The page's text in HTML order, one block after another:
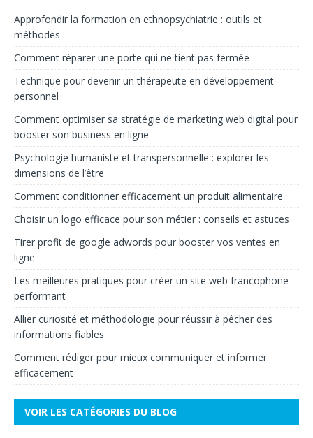
Approfondir la formation en ethnopsychiatrie : outils et
méthodes
Comment réparer une porte qui ne tient pas fermée
Technique pour devenir un thérapeute en développement
personnel
Comment optimiser sa stratégie de marketing web digital pour
booster son business en ligne
Psychologie humaniste et transpersonnelle : explorer les
dimensions de l’être
Comment conditionner efficacement un produit alimentaire
Choisir un logo efficace pour son métier : conseils et astuces
Tirer profit de google adwords pour booster vos ventes en
ligne
Les meilleures pratiques pour créer un site web francophone
performant
Allier curiosité et méthodologie pour réussir à pêcher des
informations fiables
Comment rédiger pour mieux communiquer et informer
efficacement
VOIR LES CATÉGORIES DU BLOG